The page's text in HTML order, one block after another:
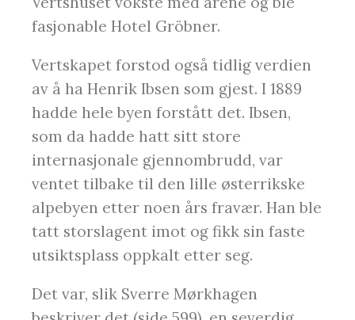
fasjonable Hotel Gröbner.
Vertskapet forstod også tidlig verdien
av å ha Henrik Ibsen som gjest. I 1889
hadde hele byen forstått det. Ibsen,
som da hadde hatt sitt store
internasjonale gjennombrudd, var
ventet tilbake til den lille østerrikske
alpebyen etter noen års fravær. Han ble
tatt storslagent imot og fikk sin faste
utsiktsplass oppkalt etter seg.
Det var, slik Sverre Mørkhagen